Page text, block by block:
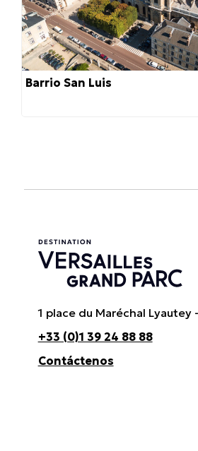
Barrio San Luis
1 place du Maréchal Lyautey
+33 (0)1 39 24 88 88
Contáctenos